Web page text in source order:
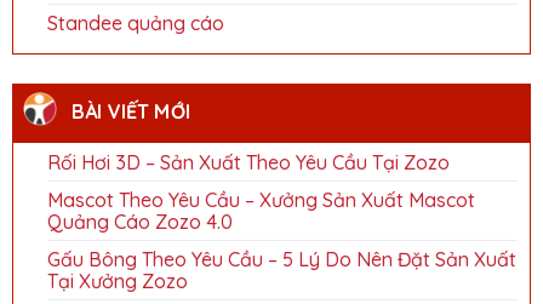
Standee quảng cáo
BÀI VIẾT MỚI
Rối Hơi 3D – Sản Xuất Theo Yêu Cầu Tại Zozo
Mascot Theo Yêu Cầu – Xưởng Sản Xuất Mascot
Quảng Cáo Zozo 4.0
Gấu Bông Theo Yêu Cầu – 5 Lý Do Nên Đặt Sản Xuất
Tại Xưởng Zozo